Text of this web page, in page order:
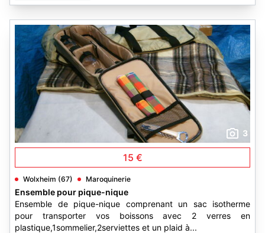
3
15 €
Wolxheim (67) Maroquinerie
Ensemble pour pique-nique
Ensemble de pique-nique comprenant un sac isotherme
pour transporter vos boissons avec 2 verres en
plastique,1sommelier,2serviettes et un plaid à...